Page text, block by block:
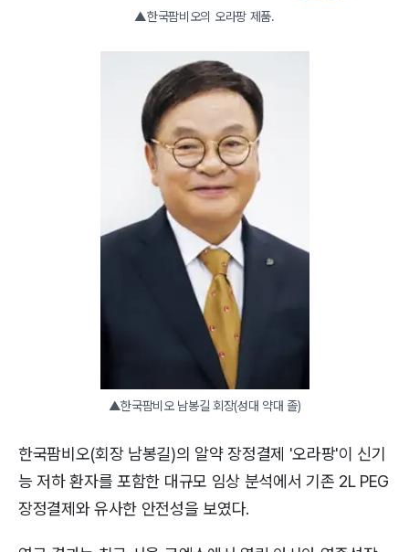
▲한국팜비오의 오라팡 제품.
▲한국팜비오 남봉길 회장(성대 약대 졸)
한국팜비오(회장 남봉길)의 알약 장정결제 '오라팡'이 신기
능 저하 환자를 포함한 대규모 임상 분석에서 기존 2L PEG
장정결제와 유사한 안전성을 보였다.